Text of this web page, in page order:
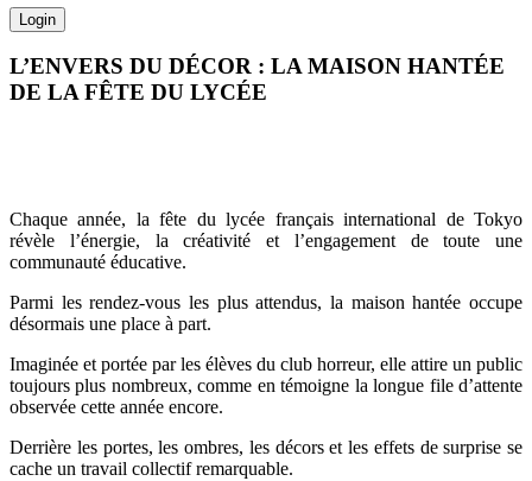
L’ENVERS DU DÉCOR : LA MAISON HANTÉE
DE LA FÊTE DU LYCÉE
Chaque année, la fête du lycée français international de Tokyo
révèle l’énergie, la créativité et l’engagement de toute une
communauté éducative.
Parmi les rendez-vous les plus attendus, la maison hantée occupe
désormais une place à part.
Imaginée et portée par les élèves du club horreur, elle attire un public
toujours plus nombreux, comme en témoigne la longue file d’attente
observée cette année encore.
Derrière les portes, les ombres, les décors et les effets de surprise se
cache un travail collectif remarquable.